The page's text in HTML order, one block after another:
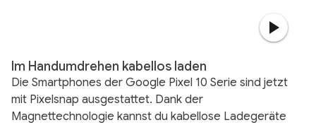
Im Handumdrehen kabellos laden
Die Smartphones der Google Pixel 10 Serie sind jetzt
mit Pixelsnap ausgestattet. Dank der
Magnettechnologie kannst du kabellose Ladegeräte